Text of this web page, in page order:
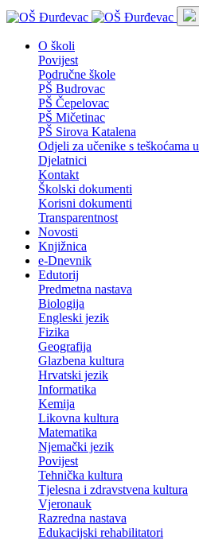
O školi
Povijest
Područne škole
PŠ Budrovac
PŠ Čepelovac
PŠ Mičetinac
PŠ Sirova Katalena
Odjeli za učenike s teškoćama
Djelatnici
Kontakt
Školski dokumenti
Korisni dokumenti
Transparentnost
Novosti
Knjižnica
e-Dnevnik
Edutorij
Predmetna nastava
Biologija
Engleski jezik
Fizika
Geografija
Glazbena kultura
Hrvatski jezik
Informatika
Kemija
Likovna kultura
Matematika
Njemački jezik
Povijest
Tehnička kultura
Tjelesna i zdravstvena kultura
Vjeronauk
Razredna nastava
Edukacijski rehabilitatori